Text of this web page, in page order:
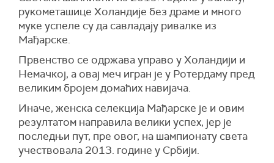
рукометашице Холандије без драме и много
муке успеле су да савладају ривалке из
Мађарске.
Првенство се одржава управо у Холандији и
Немачкој, а овај меч игран је у Ротердаму пред
великим бројем домаћих навијача.
Иначе, женска селекција Мађарске је и овим
резултатом направила велики успех, јер је
последњи пут, пре овог, на шампионату света
учествовала 2013. године у Србији.